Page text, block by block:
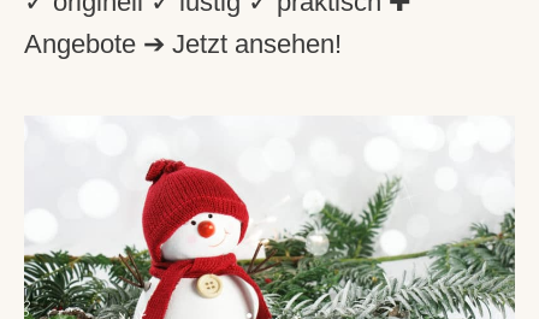
Angebote ➔ Jetzt ansehen!